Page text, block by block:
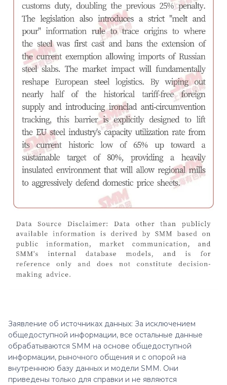
Заявление об источниках данных: За исключением
общедоступной информации, все остальные данные
обрабатываются SMM на основе общедоступной
информации, рыночного общения и с опорой на
внутреннюю базу данных и модели SMM. Они
приведены только для справки и не являются